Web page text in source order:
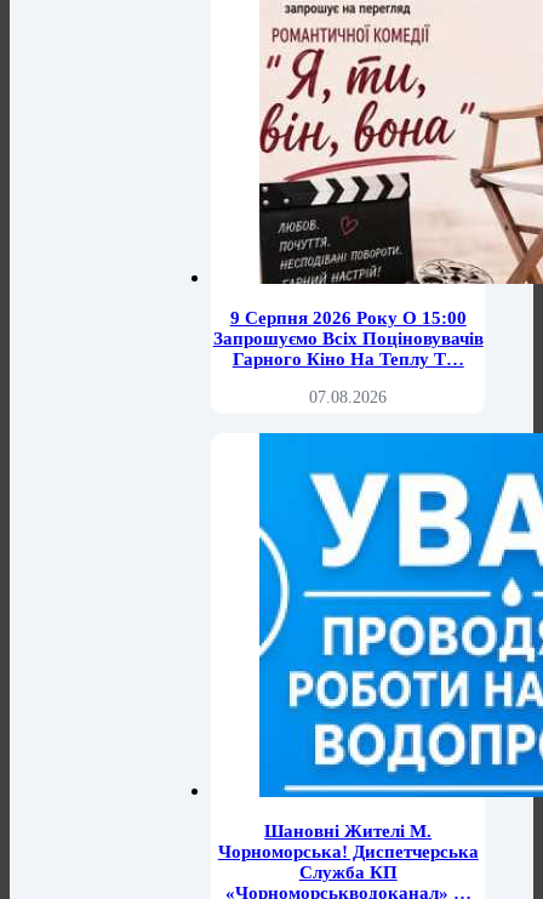
9 Серпня 2026 Року О 15:00
Запрошуємо Всіх Поціновувачів
Гарного Кіно На Теплу Т…
07.08.2026
Шановні Жителі М.
Чорноморська! Диспетчерська
Служба КП
«Чорноморськводоканал» …